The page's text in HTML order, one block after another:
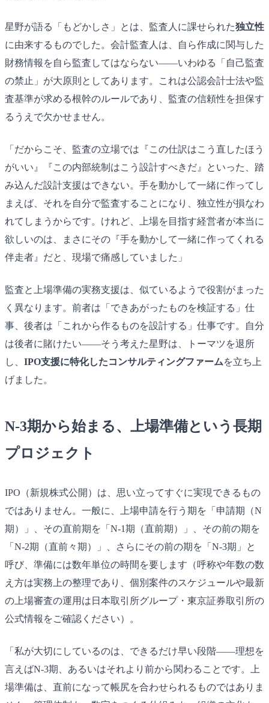
星野が語る「もどかしさ」とは、監査人に課せられた独立性
に由来するものでした。会計監査人は、自ら作成に関与した
財務情報を自ら監査してはならない――いわゆる「自己監査
の禁止」が大原則としてあります。これは公認会計士法や監
査基準が求める根幹のルールであり、監査の信頼性を担保す
るうえで欠かせません。
「だからこそ、監査の立場では『この仕訳はこう直したほう
がいい』『この内部統制はこう設計すべきだ』といった、踏
み込んだ設計支援はできない。手を動かして一緒に作ってし
まえば、それを自分で監査することになり、独立性が損なわ
れてしまうからです。けれど、上場を目指す経営者が本当に
欲しいのは、まさにその『手を動かして一緒に作ってくれる
伴走者』だと、現場で痛感していました」
監査と上場準備の実務支援は、似ているようで役割がまった
く異なります。前者は「できあがったものを検証する」仕
事、後者は「これから作るものを設計する」仕事です。自分
は後者に賭けたい――そう考えた星野は、トーマツを退所
し、 IPO支援に特化したコンサルティングファームを立ち上
げました。
N-3期から始まる、上場準備という長期
プロジェクト
IPO（新規株式公開）は、思い立ってすぐに実現できるもの
ではありません。一般に、上場申請を行う期を「申請期（N
期）」、その直前期を「N-1期（直前期）」、その前の期を
「N-2期（直前々期）」、さらにその前の期を「N-3期」と
呼び、準備には数年単位の時間を要します（呼称や年数の数
え方は実務上の整理であり、個別案件のスケジュールや最新
の上場審査の運用は日本取引所グループ・東京証券取引所の
公式情報をご確認ください）。
「私が大切にしているのは、できるだけ早い段階――理想を
言えばN-3期、あるいはそれより前から関わることです。上
場準備は、直前になって帳尻を合わせられるものではありま